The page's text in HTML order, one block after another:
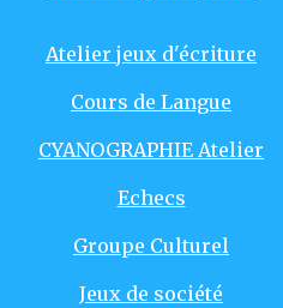
Atelier jeux d'écriture
Cours de Langue
CYANOGRAPHIE Atelier
Echecs
Groupe Culturel
Jeux de société